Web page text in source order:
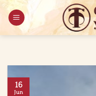
Saltar
contenido
16
Jun